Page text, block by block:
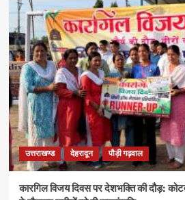
उत्तराखण्ड देहरादून पौड़ी गढ़वाल
कारगिल विजय दिवस पर देशभक्ति की दौड़: